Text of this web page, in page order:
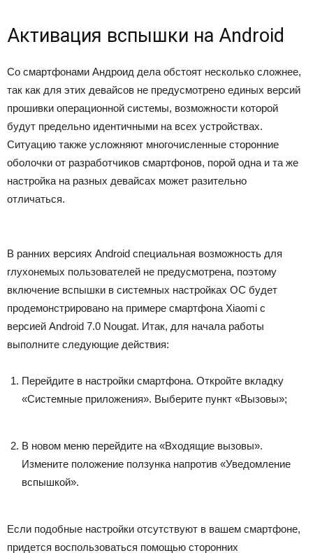
Активация вспышки на Android
Со смартфонами Андроид дела обстоят несколько сложнее,
так как для этих девайсов не предусмотрено единых версий
прошивки операционной системы, возможности которой
будут предельно идентичными на всех устройствах.
Ситуацию также усложняют многочисленные сторонние
оболочки от разработчиков смартфонов, порой одна и та же
настройка на разных девайсах может разительно
отличаться.
В ранних версиях Android специальная возможность для
глухонемых пользователей не предусмотрена, поэтому
включение вспышки в системных настройках ОС будет
продемонстрировано на примере смартфона Xiaomi с
версией Android 7.0 Nougat. Итак, для начала работы
выполните следующие действия:
Перейдите в настройки смартфона. Откройте вкладку
«Системные приложения». Выберите пункт «Вызовы»;
В новом меню перейдите на «Входящие вызовы».
Измените положение ползунка напротив «Уведомление
вспышкой».
Если подобные настройки отсутствуют в вашем смартфоне,
придется воспользоваться помощью сторонних